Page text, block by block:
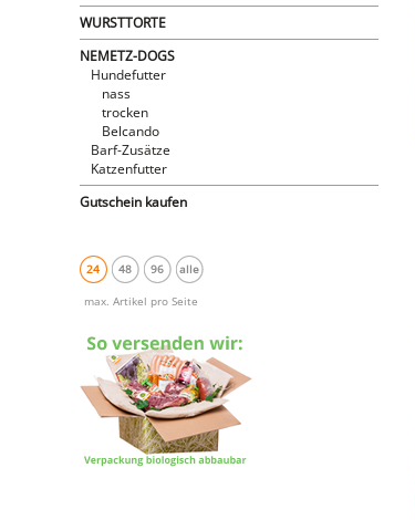
WURSTTORTE
NEMETZ-DOGS
Hundefutter
nass
trocken
Belcando
Barf-Zusätze
Katzenfutter
Gutschein kaufen
24 48 96 alle
max. Artikel pro Seite